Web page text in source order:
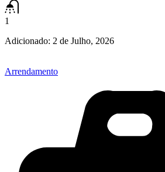
1
Adicionado: 2 de Julho, 2026
Arrendamento